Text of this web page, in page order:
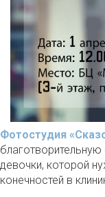
Фотостудия
девочки, которой
конечностей в